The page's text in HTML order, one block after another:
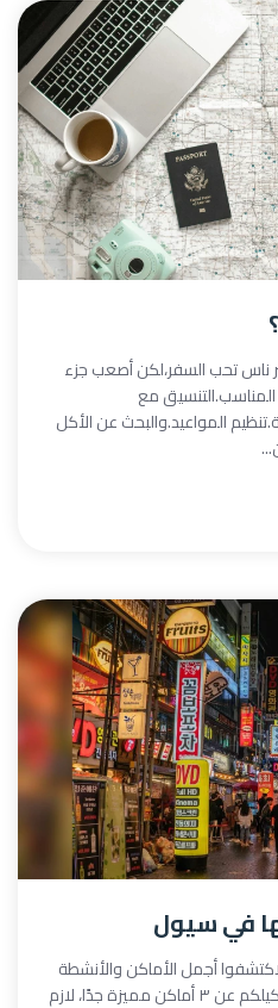
ناس تحب السفر،لكن أصعب جزء
المناسب.التنسيق مع
المواعيد.والبحث عن الأكل
أجمل الأماكن والأنشطة
في العاصمة الكوريةاليوم رح أحكيلكم عن ٣ أماكن مميزة جدًا، لازم